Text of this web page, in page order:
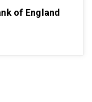
of England